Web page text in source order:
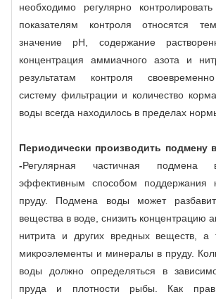
необходимо регулярно
показателям контроля относятся
значение рН, содержание
концентрация аммиачного азота и
результатам контроля
систему фильтрации и количество
воды всегда находилось в пределах
Периодически производить подмену
-Регулярная частичная подмена
эффективным способом поддержания
пруду. Подмена воды может
вещества в воде, снизить концентрацию
нитрита и других вредных веществ, а
микроэлементы и минералы в пруду.
воды должно определяться в
пруда и плотности рыбы. Как